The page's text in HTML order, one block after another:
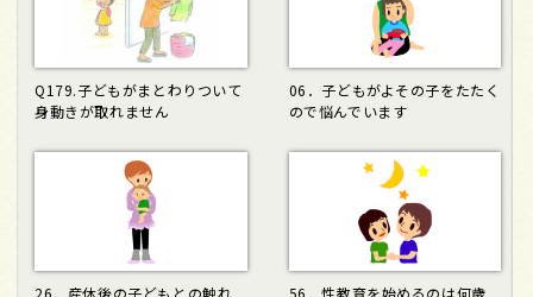
Q179.子どもがまとわりついて
身動きが取れません
06．子どもがよその子をたたく
ので悩んでいます
26．産休後の子どもとの触れ
56．性教育を始めるのは何歳